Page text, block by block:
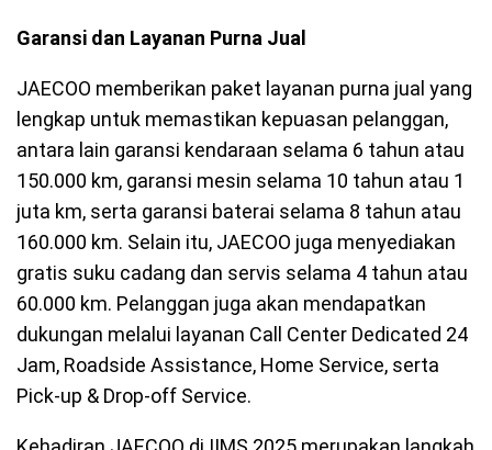
Garansi dan Layanan Purna Jual
JAECOO memberikan paket layanan purna jual yang
lengkap untuk memastikan kepuasan pelanggan,
antara lain garansi kendaraan selama 6 tahun atau
150.000 km, garansi mesin selama 10 tahun atau 1
juta km, serta garansi baterai selama 8 tahun atau
160.000 km. Selain itu, JAECOO juga menyediakan
gratis suku cadang dan servis selama 4 tahun atau
60.000 km. Pelanggan juga akan mendapatkan
dukungan melalui layanan Call Center Dedicated 24
Jam, Roadside Assistance, Home Service, serta
Pick-up & Drop-off Service.